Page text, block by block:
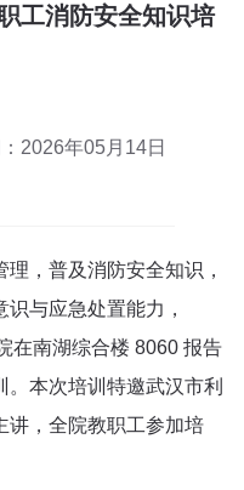
工消防安全知识培
2026年05月14日
，普及消防安全知识，
与应急处置能力，
在南湖综合楼 8060 报告
本次培训特邀武汉市利
讲，全院教职工参加培